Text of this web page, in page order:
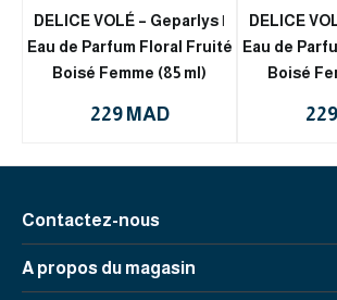
DELICE VOLÉ – Geparlys |
Eau de Parfum Floral Fruité
Boisé Femme (85 ml)
229 MAD
DELICE
Eau de
Boisé
Contactez-nous
Contactez nous
A propos du magasin